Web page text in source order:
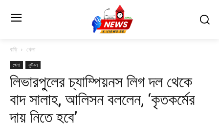
বাড়ি খেলা
খেলা ফুটবল
লিভারপুলের চ্যাম্পিয়নস লিগ দল থেকে
বাদ সালাহ, আলিসন বললেন, ‘কৃতকর্মের
দায় নিতে হবে’